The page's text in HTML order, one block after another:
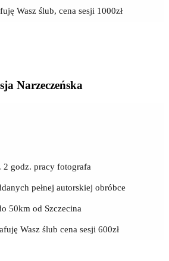
Wasz ślub, cena sesji 1000zł
Narzeczeńska
2 godz. pracy fotografa
pełnej autorskiej obróbce
50km od Szczecina
Wasz ślub cena sesji 600zł